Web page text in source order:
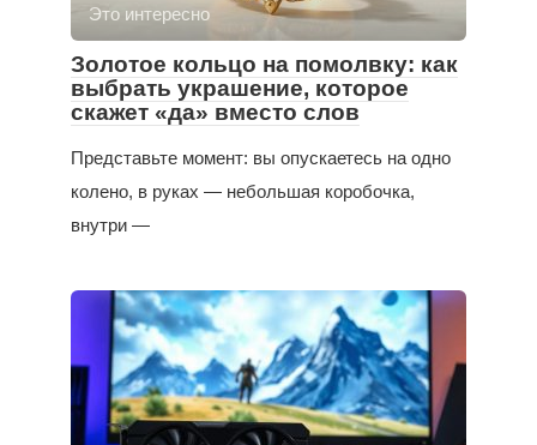
Это интересно
Золотое кольцо на помолвку: как
выбрать украшение, которое
скажет «да» вместо слов
Представьте момент: вы опускаетесь на одно
колено, в руках — небольшая коробочка,
внутри —